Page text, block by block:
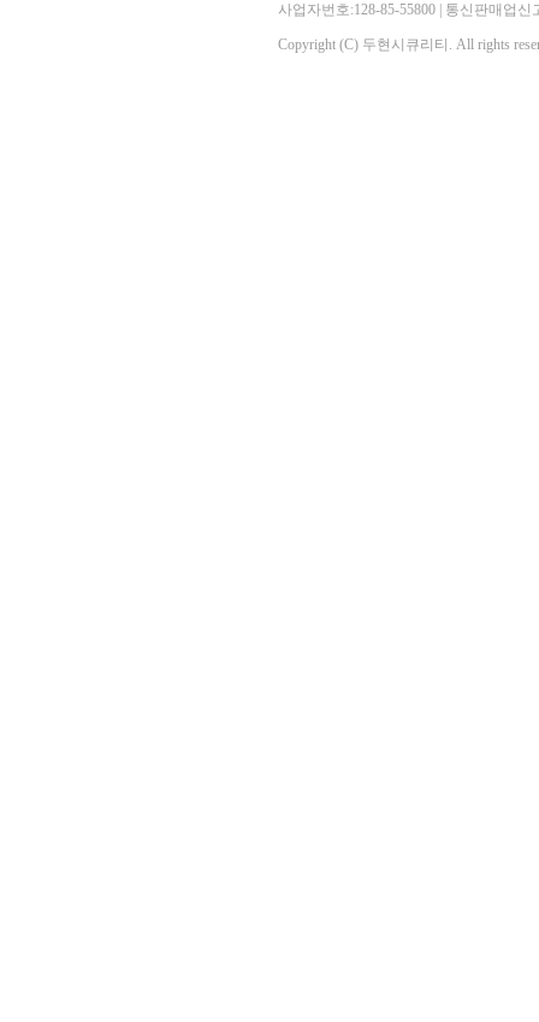
사업자번호:128-85-55800 | 통신판매업
Copyright (C) 두현시큐리티. All rights